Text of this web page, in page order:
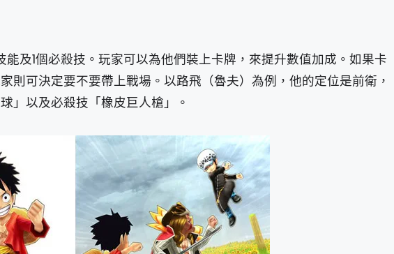
及1個必殺技。玩家可以為他們裝上卡牌，來提升數值加成。如果卡
則可決定要不要帶上戰場。以路飛（魯夫）為例，他的定位是前衛，
」以及必殺技「橡皮巨人槍」。